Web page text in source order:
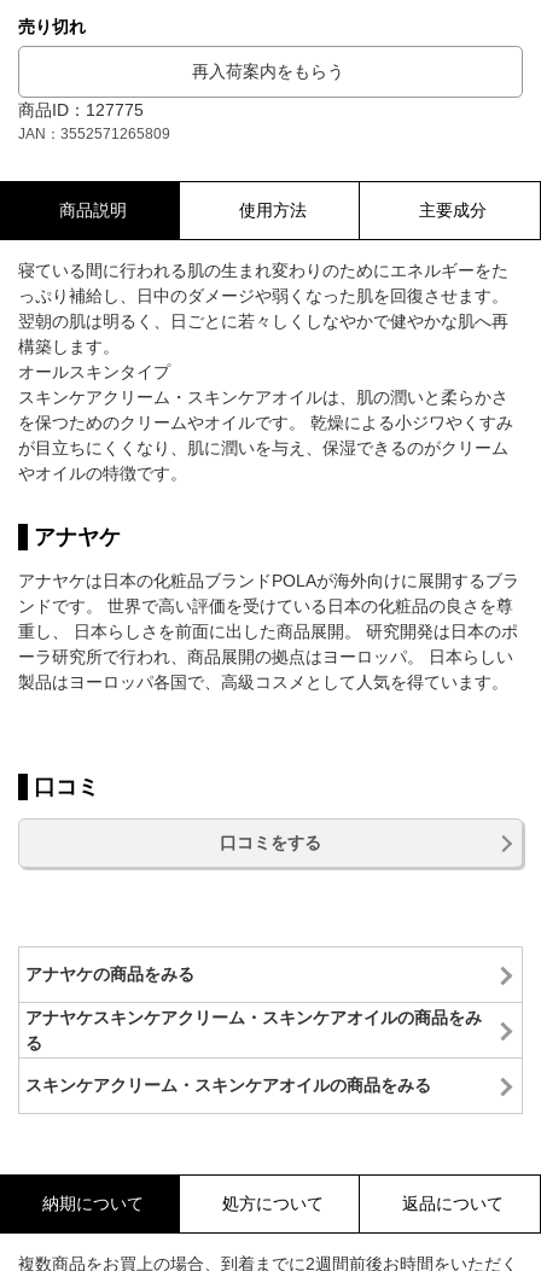
売り切れ
再入荷案内をもらう
商品ID：127775
JAN：3552571265809
商品説明 使用方法 主要成分
寝ている間に行われる肌の生まれ変わりのためにエネルギーをた
っぷり補給し、日中のダメージや弱くなった肌を回復させます。
翌朝の肌は明るく、日ごとに若々しくしなやかで健やかな肌へ再
構築します。
オールスキンタイプ
スキンケアクリーム・スキンケアオイルは、肌の潤いと柔らかさ
を保つためのクリームやオイルです。 乾燥による小ジワやくすみ
が目立ちにくくなり、肌に潤いを与え、保湿できるのがクリーム
やオイルの特徴です。
アナヤケ
アナヤケは日本の化粧品ブランドPOLAが海外向けに展開するブラ
ンドです。 世界で高い評価を受けている日本の化粧品の良さを尊
重し、 日本らしさを前面に出した商品展開。 研究開発は日本のポ
ーラ研究所で行われ、商品展開の拠点はヨーロッパ。 日本らしい
製品はヨーロッパ各国で、高級コスメとして人気を得ています。
口コミ
口コミをする
アナヤケの商品をみる
アナヤケスキンケアクリーム・スキンケアオイルの商品をみ
る
スキンケアクリーム・スキンケアオイルの商品をみる
納期について 処方について 返品について
複数商品をお買上の場合、到着までに2週間前後お時間をいただく